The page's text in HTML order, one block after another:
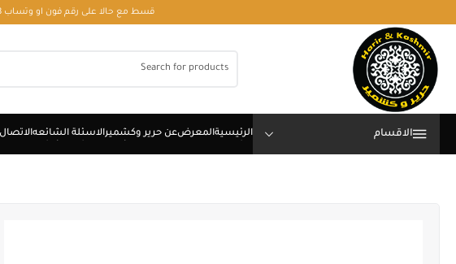
قسط مع حالا على رقم فون او وتساب 01050208568 - Installment with Hala on phone number or WhatsApp 01050208568
الاقسام